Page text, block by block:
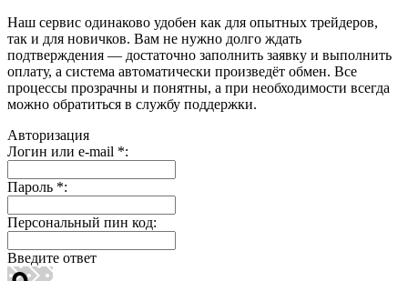
Наш сервис одинаково удобен как для опытных трейдеров,
так и для новичков. Вам не нужно долго ждать
подтверждения — достаточно заполнить заявку и выполнить
оплату, а система автоматически произведёт обмен. Все
процессы прозрачны и понятны, а при необходимости всегда
можно обратиться в службу поддержки.
Авторизация
Логин или e-mail *:
Пароль *:
Персональный пин код:
Введите ответ